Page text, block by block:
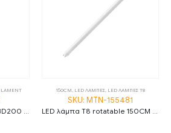
150CM LED ΛΑΜΠΕΣ LED ΛΑΜΠΕΣ Τ8
SKU: MTN-155481